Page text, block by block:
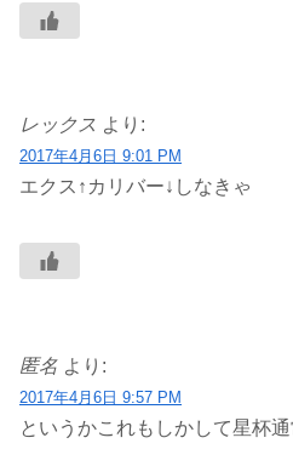
レックス より:
2017年4月6日 9:01 PM
エクス↑カリバー↓しなきゃ
匿名 より:
2017年4月6日 9:57 PM
というかこれもしかして星杯